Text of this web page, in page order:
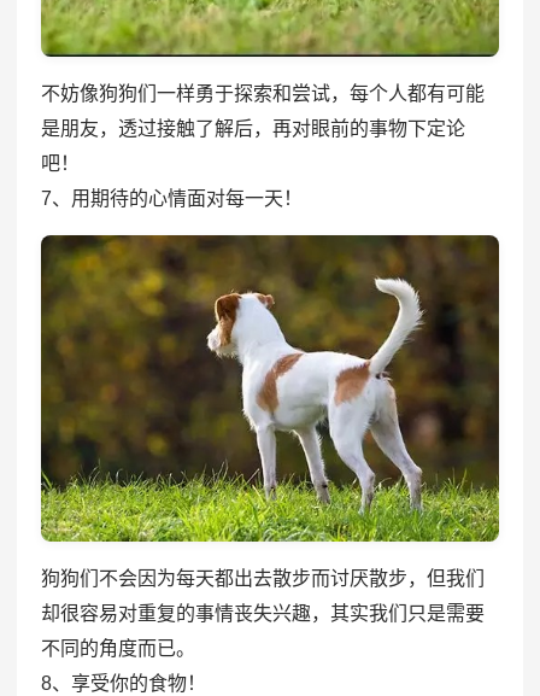
不妨像狗狗们一样勇于探索和尝试，每个人都有可能
是朋友，透过接触了解后，再对眼前的事物下定论
吧！
7、用期待的心情面对每一天！
狗狗们不会因为每天都出去散步而讨厌散步，但我们
却很容易对重复的事情丧失兴趣，其实我们只是需要
不同的角度而已。
8、享受你的食物！